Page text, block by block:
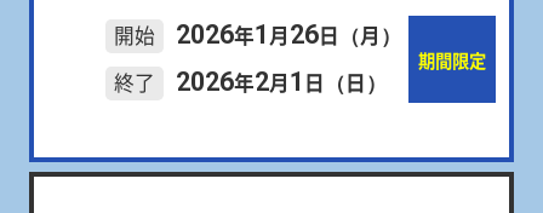
期間限定
開始 2026年1 月26日（月）
終了
2026年2月1 日（日）